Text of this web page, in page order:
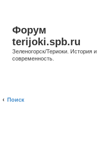
Форум
terijoki.spb.ru
Зеленогорск/Териоки. История и
современность.
Поиск